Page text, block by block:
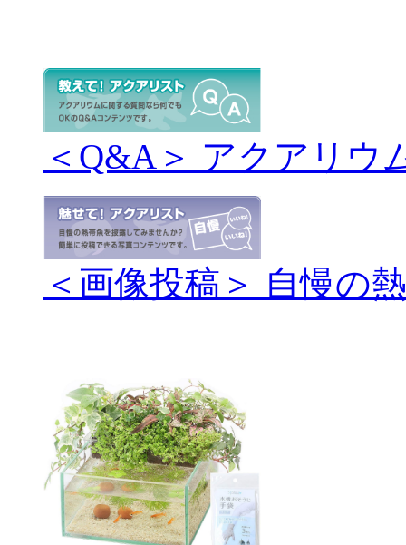
＜Q&A＞ アクアリウ
＜画像投稿＞ 自慢の